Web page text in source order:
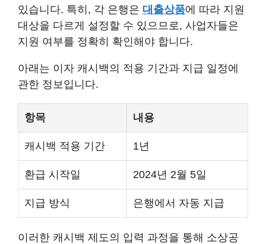
있습니다. 특히, 각 은행은 대출상품에 따라 지원
대상을 다르게 설정할 수 있으므로, 사업자들은
지원 여부를 정확히 확인해야 합니다.
아래는 이자 캐시백의 적용 기간과 지급 일정에
관한 정보입니다.
항목 내용
캐시백 적용 기간 1년
환급 시작일 2024년 2월 5일
지급 방식 은행에서 자동 지급
이러한 캐시백 제도의 입력 과정을 통해 소상공